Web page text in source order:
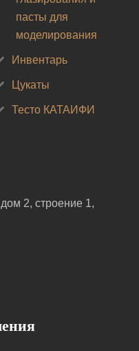
пасты для
моделирования
Инвентарь
Цукаты
Тесто КАТАИФИ
2, строение 1,